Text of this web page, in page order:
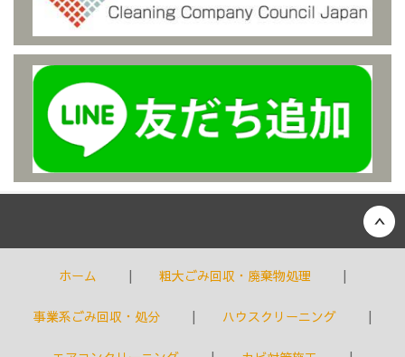
ホーム 粗大ごみ回収・廃棄物処理
事業系ごみ回収・処分 ハウスクリーニング